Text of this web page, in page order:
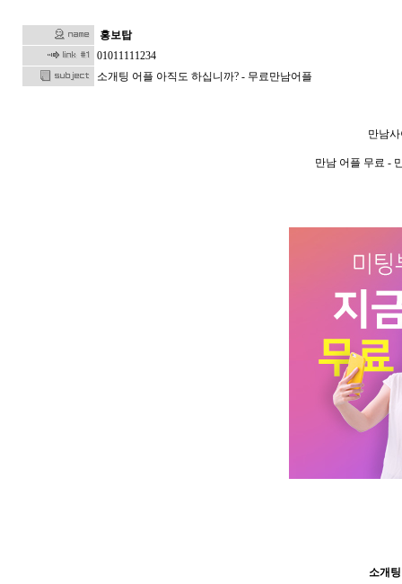
홍보탑
01011111234
소개팅 어플 아직도 하십니까? - 무료만남어플
만남
만남 어플 무료 -
소개